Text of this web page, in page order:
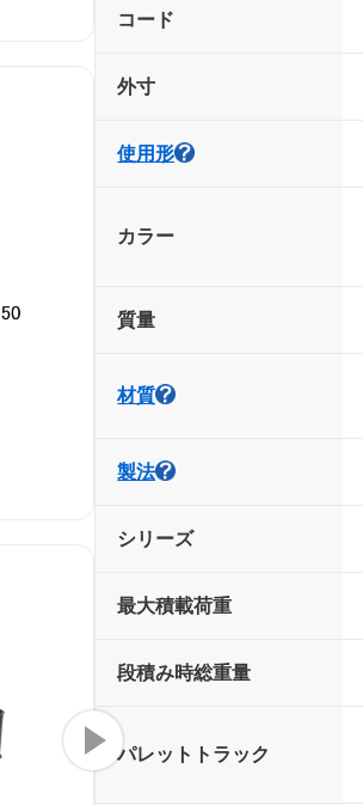
コード
外寸
使用形
カラー
質量
材質
製法
シリーズ
最大積載荷重
段積み時総重量
パレット トラック